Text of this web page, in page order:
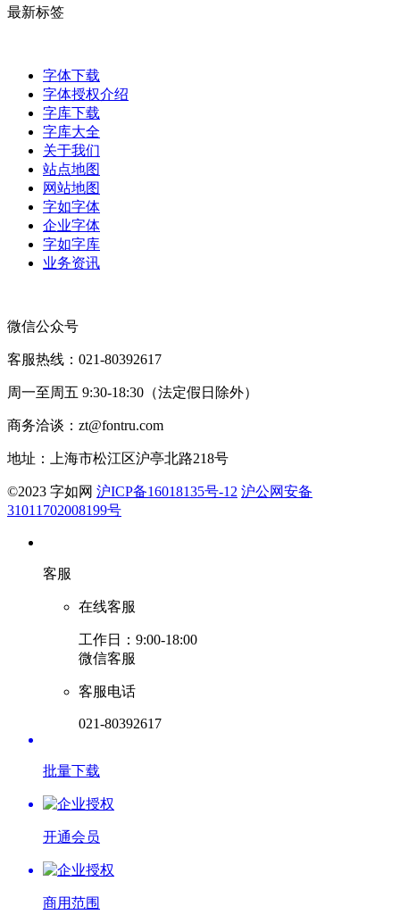
最新标签
字体下载
字体授权介绍
字库下载
字库大全
关于我们
站点地图
网站地图
字如字体
企业字体
字如字库
业务资讯
微信公众号
客服热线：021-80392617
周一至周五 9:30-18:30（法定假日除外）
商务洽谈：zt@fontru.com
地址：上海市松江区沪亭北路218号
©️2023 字如网 沪ICP备16018135号-12 沪公网安备
31011702008199号
客服
在线客服
工作日：9:00-18:00
微信客服
客服电话
021-80392617
批量下载
开通会员
商用范围